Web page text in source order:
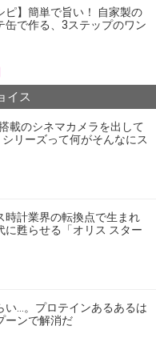
ピ】簡単で旨い！ 自家製の
缶で作る、3ステップのワン
イス
載のシネマカメラを出して
シリーズって何がそんなにス
時計業界の転換点で生まれ
に甦らせる「オリス スター
い…。プロテインあるあるは
ーンで解消だ